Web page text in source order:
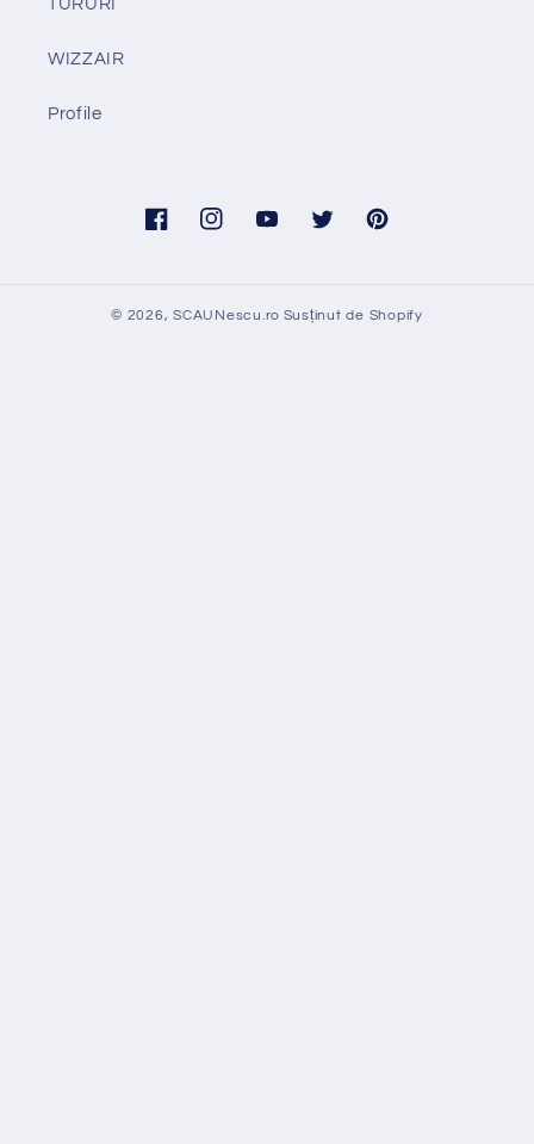
TURURI
WIZZAIR
Profile
FacebookInstagramYouTubeTwitter Pinterest
© 2026,SCAUNescu.ro Susținut de Shopify